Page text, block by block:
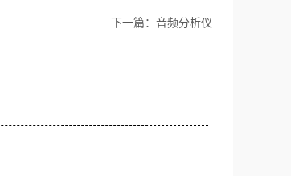
下一篇： 音频分析仪